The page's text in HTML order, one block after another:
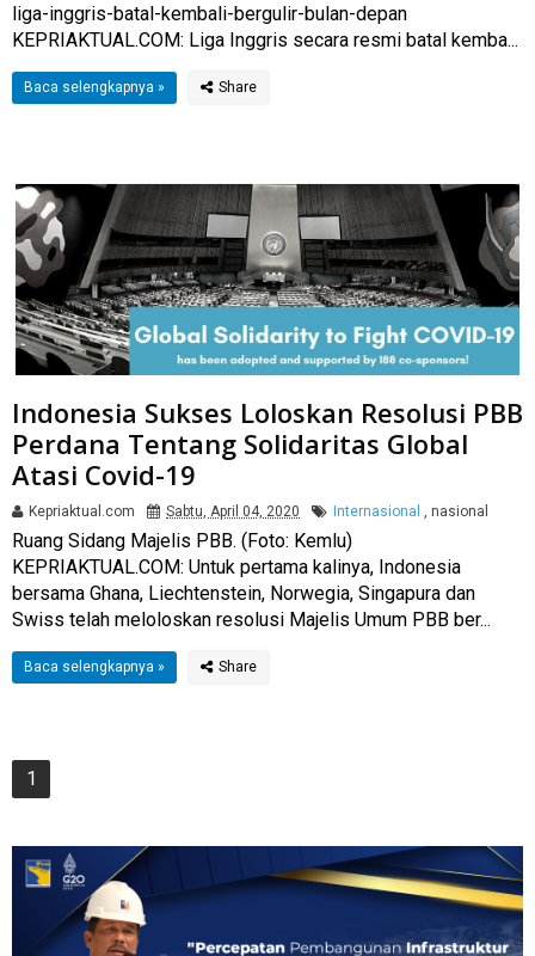
liga-inggris-batal-kembali-bergulir-bulan-depan
KEPRIAKTUAL.COM: Liga Inggris secara resmi batal kemba...
Baca selengkapnya »
Indonesia Sukses Loloskan Resolusi PBB
Perdana Tentang Solidaritas Global
Atasi Covid-19
Kepriaktual.com Sabtu, April 04, 2020 Internasional nasional
Ruang Sidang Majelis PBB. (Foto: Kemlu)
KEPRIAKTUAL.COM: Untuk pertama kalinya, Indonesia
bersama Ghana, Liechtenstein, Norwegia, Singapura dan
Swiss telah meloloskan resolusi Majelis Umum PBB ber...
Baca selengkapnya »
1